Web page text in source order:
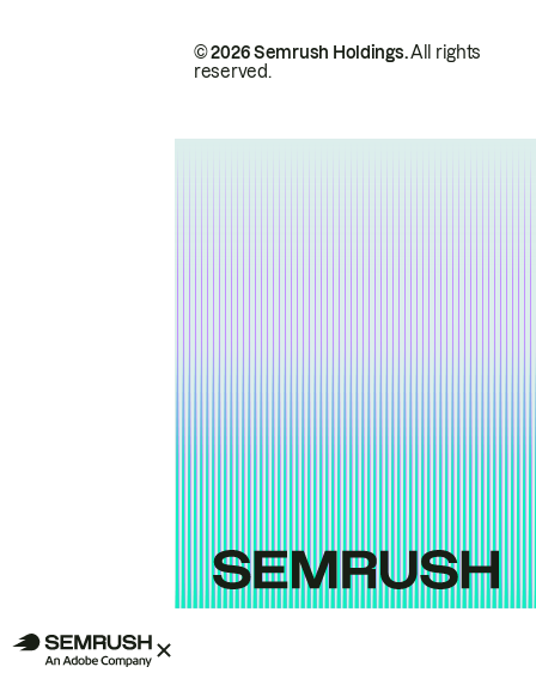
© 2026 Semrush Holdings.All rights
reserved.